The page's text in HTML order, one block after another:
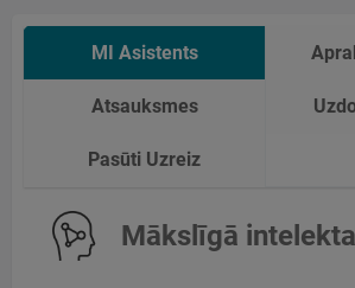
MI Asistents
Atsauksmes
Pasūti Uzreiz
Mākslīgā